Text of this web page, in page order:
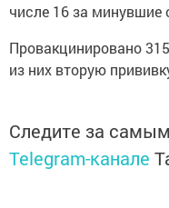
числе 16 за минувшие
Провакцинировано
из них вторую
Следите за
Telegram-канале